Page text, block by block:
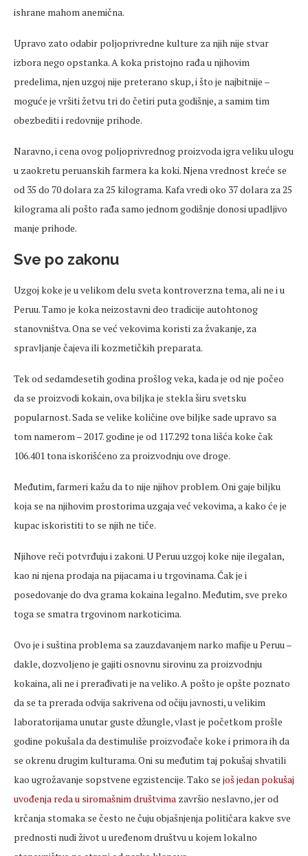
ishrane mahom anemična.
Upravo zato odabir poljoprivredne kulture za njih nije stvar
izbora nego opstanka. A koka pristojno rađa u njihovim
predelima, njen uzgoj nije preterano skup, i što je najbitnije –
moguće je vršiti žetvu tri do četiri puta godišnje, a samim tim
obezbediti i redovnije prihode.
Naravno, i cena ovog poljoprivrednog proizvoda igra veliku ulogu
u zaokretu peruanskih farmera ka koki. Njena vrednost kreće se
od 35 do 70 dolara za 25 kilograma. Kafa vredi oko 37 dolara za 25
kilograma ali pošto rađa samo jednom godišnje donosi upadljivo
manje prihode.
Sve po zakonu
Uzgoj koke je u velikom delu sveta kontroverzna tema, ali ne i u
Peruu. Tamo je koka neizostavni deo tradicije autohtonog
stanovništva. Ona se već vekovima koristi za žvakanje, za
spravljanje čajeva ili kozmetičkih preparata.
Tek od sedamdesetih godina prošlog veka, kada je od nje počeo
da se proizvodi kokain, ova biljka je stekla širu svetsku
popularnost. Sada se velike količine ove biljke sade upravo sa
tom namerom – 2017. godine je od 117.292 tona lišća koke čak
106.401 tona iskorišćeno za proizvodnju ove droge.
Međutim, farmeri kažu da to nije njihov problem. Oni gaje biljku
koja se na njihovim prostorima uzgaja već vekovima, a kako će je
kupac iskoristiti to se njih ne tiče.
Njihove reči potvrđuju i zakoni. U Peruu uzgoj koke nije ilegalan,
kao ni njena prodaja na pijacama i u trgovinama. Čak je i
posedovanje do dva grama kokaina legalno. Međutim, sve preko
toga se smatra trgovinom narkoticima.
Ovo je i suština problema sa zauzdavanjem narko mafije u Peruu –
dakle, dozvoljeno je gajiti osnovnu sirovinu za proizvodnju
kokaina, ali ne i prerađivati je na veliko. A pošto je opšte poznato
da se ta prerada odvija sakrivena od očiju javnosti, u velikim
laboratorijama unutar guste džungle, vlast je početkom prošle
godine pokušala da destimuliše proizvođače koke i primora ih da
se okrenu drugim kulturama. Oni su međutim taj pokušaj shvatili
kao ugrožavanje sopstvene egzistencije. Tako se još jedan pokušaj
uvođenja reda u siromašnim društvima završio neslavno, jer od
krčanja stomaka se često ne čuju objašnjenja političara kakve sve
prednosti nudi život u uređenom društvu u kojem lokalno